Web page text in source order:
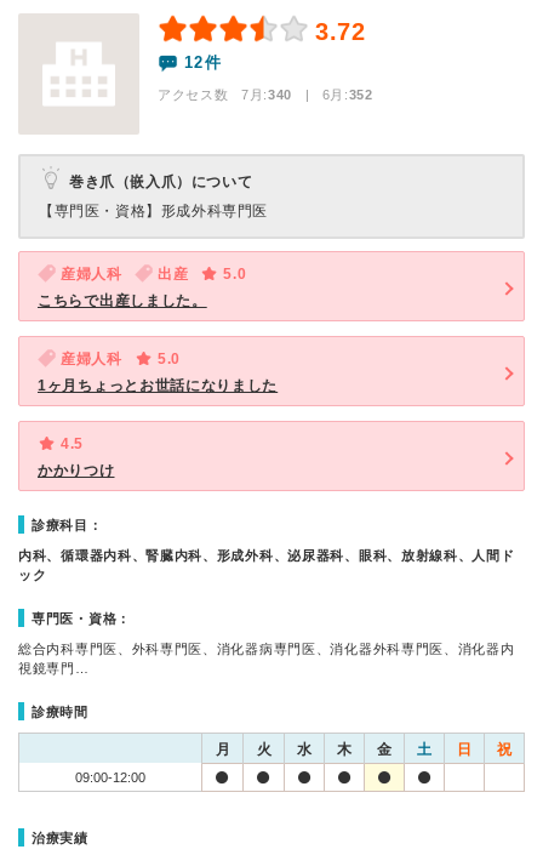
3.72
12件
アクセス数 7月:340 | 6月:352
巻き爪（嵌入爪）について
【専門医・資格】 形成外科専門医
産婦人科 出産
5.0
こちらで出産しました。
産婦人科
5.0
1ヶ月ちょっとお世話になりました
4.5
かかりつけ
診療科目：
内科、循環器内科、腎臓内科、形成外科、泌尿器科、眼科、放射線科、人間ド
ック
専門医・資格：
総合内科専門医、外科専門医、消化器病専門医、消化器外科専門医、消化器内
視鏡専門…
診療時間
月 火 水 木 金 土 日 祝
09:00-12:00
治療実績